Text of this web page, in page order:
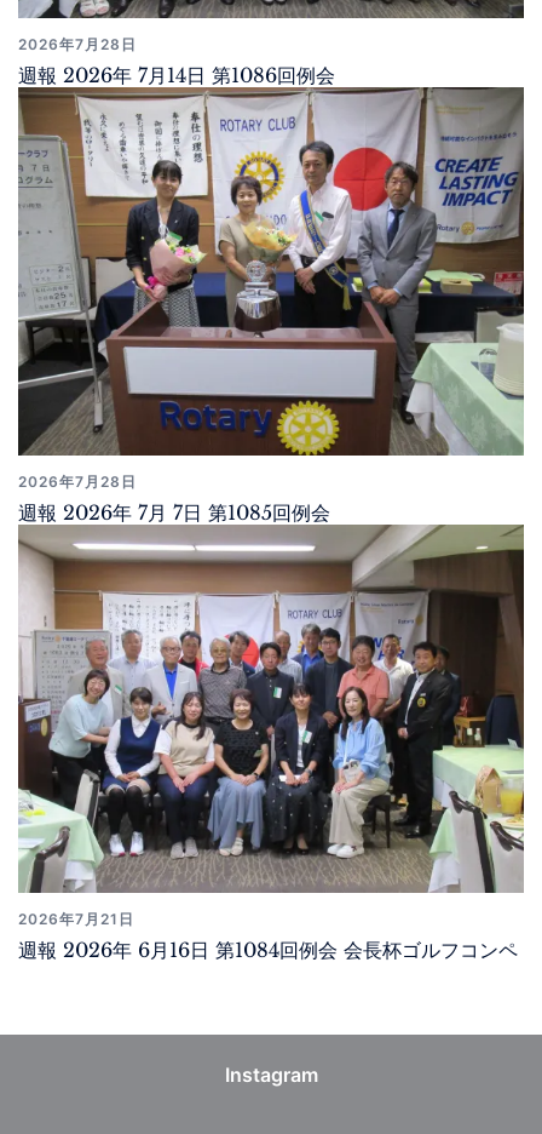
2026年7月28日
週報 2026年 7月14日 第1086回例会
2026年7月28日
週報 2026年 7月 7日 第1085回例会
2026年7月21日
週報 2026年 6月16日 第1084回例会 会長杯ゴルフコンペ
Instagram